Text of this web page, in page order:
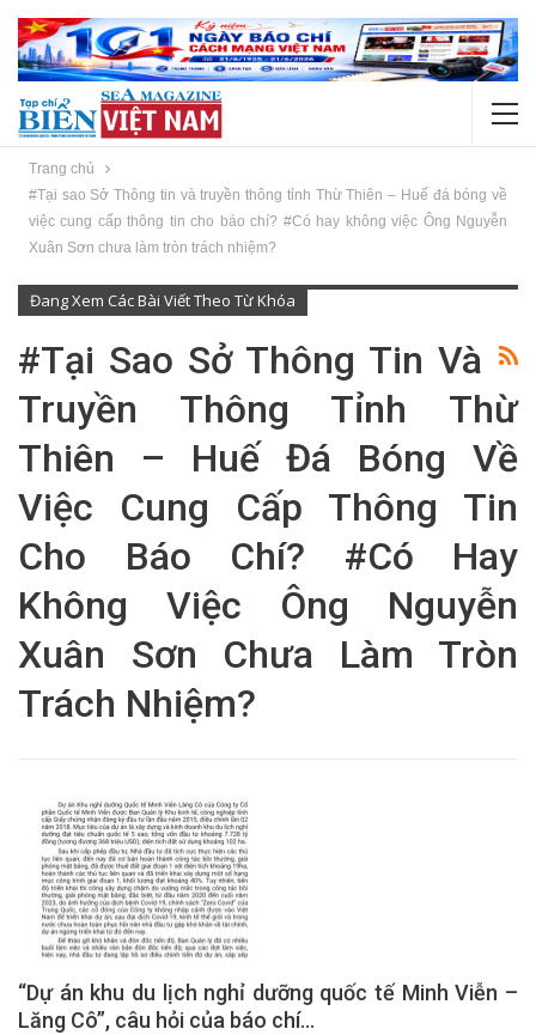
Trang chủ
#Tại sao Sở Thông tin và truyền thông tỉnh Thừ Thiên – Huế đá bóng về
việc cung cấp thông tin cho báo chí? #Có hay không việc Ông Nguyễn
Xuân Sơn chưa làm tròn trách nhiệm?
Đang Xem Các Bài Viết Theo Từ Khóa
#Tại Sao Sở Thông Tin Và
Truyền Thông Tỉnh Thừ
Thiên – Huế Đá Bóng Về
Việc Cung Cấp Thông Tin
Cho Báo Chí? #Có Hay
Không Việc Ông Nguyễn
Xuân Sơn Chưa Làm Tròn
Trách Nhiệm?
“Dự án khu du lịch nghỉ dưỡng quốc tế Minh Viễn –
Lăng Cô”, câu hỏi của báo chí…